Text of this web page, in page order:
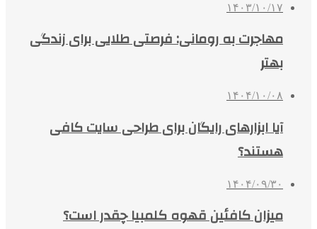
۱۴۰۳/۱۰/۱۷
مهاجرت به رومانی: فرصتی طلایی برای زندگی
بهتر
۱۴۰۴/۱۰/۰۸
آیا ابزارهای رایگان برای طراحی سایت کافی
هستند؟
۱۴۰۴/۰۹/۳۰
میزان کافئین قهوه کلمبیا چقدر است؟